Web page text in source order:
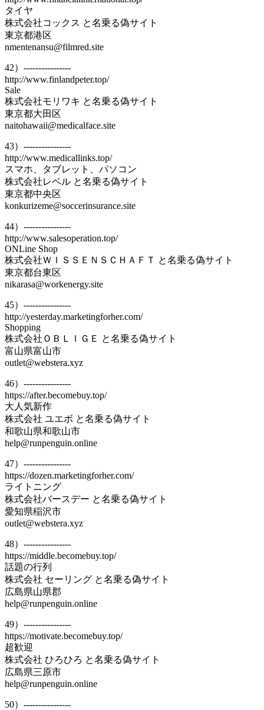
タイヤ
株式会社コックス と名乗る偽サイト
東京都港区
nmentenansu@filmred.site
42）----------------
http://www.finlandpeter.top/
Sale
株式会社モリワキ と名乗る偽サイト
東京都大田区
naitohawaii@medicalface.site
43）----------------
http://www.medicallinks.top/
スマホ、タブレット、パソコン
株式会社レベル と名乗る偽サイト
東京都中央区
konkurizeme@soccerinsurance.site
44）----------------
http://www.salesoperation.top/
ONLine Shop
株式会社ＷＩＳＳＥＮＳＣＨＡＦＴ と名乗る偽サイト
東京都台東区
nikarasa@workenergy.site
45）----------------
http://yesterday.marketingforher.com/
Shopping
株式会社ＯＢＬＩＧＥ と名乗る偽サイト
富山県富山市
outlet@webstera.xyz
46）----------------
https://after.becomebuy.top/
大人気新作
株式会社 ユエボ と名乗る偽サイト
和歌山県和歌山市
help@runpenguin.online
47）----------------
https://dozen.marketingforher.com/
ライトニング
株式会社バースデー と名乗る偽サイト
愛知県稲沢市
outlet@webstera.xyz
48）----------------
https://middle.becomebuy.top/
話題の行列
株式会社 セーリング と名乗る偽サイト
広島県山県郡
help@runpenguin.online
49）----------------
https://motivate.becomebuy.top/
超歓迎
株式会社 ひろひろ と名乗る偽サイト
広島県三原市
help@runpenguin.online
50）----------------